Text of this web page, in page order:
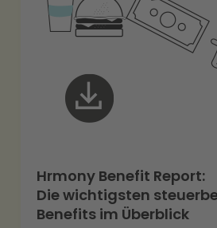
Hrmony Benefit Report:
Die wichtigsten
Benefits im Überblick